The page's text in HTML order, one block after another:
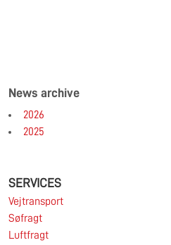
News archive
2026
2025
SERVICES
Vejtransport
Søfragt
Luftfragt